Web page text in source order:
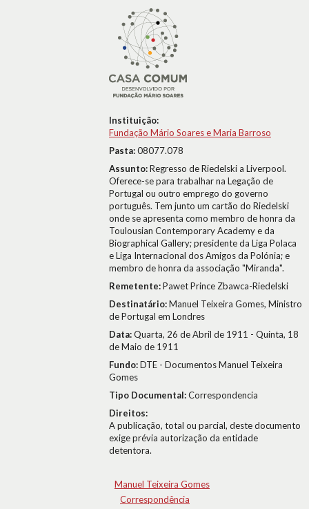
Instituição:
Fundação Mário Soares e Maria Barroso
Pasta:08077.078
Assunto:Regresso de Riedelski a Liverpool.
Oferece-se para trabalhar na Legação de
Portugal ou outro emprego do governo
português. Tem junto um cartão do Riedelski
onde se apresenta como membro de honra da
Toulousian Contemporary Academy e da
Biographical Gallery; presidente da Liga Polaca
e Liga Internacional dos Amigos da Polónia; e
membro de honra da associação "Miranda".
Remetente:Pawet Prince Zbawca-Riedelski
Destinatário:Manuel Teixeira Gomes, Ministro
de Portugal em Londres
Data:Quarta, 26 de Abril de 1911 - Quinta, 18
de Maio de 1911
Fundo:DTE - Documentos Manuel Teixeira
Gomes
Tipo Documental:Correspondencia
Direitos:
A publicação, total ou parcial, deste documento
exige prévia autorização da entidade
detentora.
Manuel Teixeira Gomes
Correspondência